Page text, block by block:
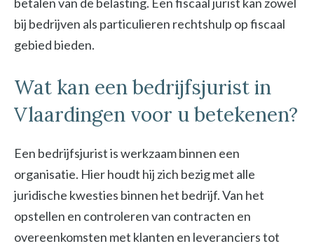
bij bedrijven als particulieren rechtshulp op fiscaal
gebied bieden.
Wat kan een bedrijfsjurist in
Vlaardingen voor u betekenen?
Een bedrijfsjurist is werkzaam binnen een
organisatie. Hier houdt hij zich bezig met alle
juridische kwesties binnen het bedrijf. Van het
opstellen en controleren van contracten en
overeenkomsten met klanten en leveranciers tot